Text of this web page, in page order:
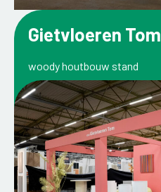
Gietvloeren Tom
woody houtbouw stand